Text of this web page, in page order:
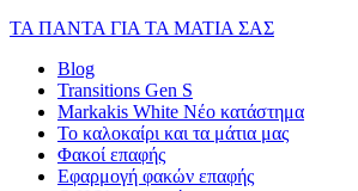
ΤΑ ΠΑΝΤΑ ΓΙΑ ΤΑ ΜΑΤΙΑ ΣΑΣ
Blog
Transitions Gen S
Markakis White Νέο κατάστημα
Το καλοκαίρι και τα μάτια μας
Φακοί επαφής
Εφαρμογή φακών επαφής